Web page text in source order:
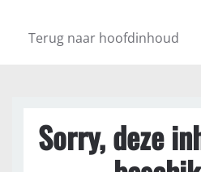
Terug naar hoofdinhoud
Sorry, deze